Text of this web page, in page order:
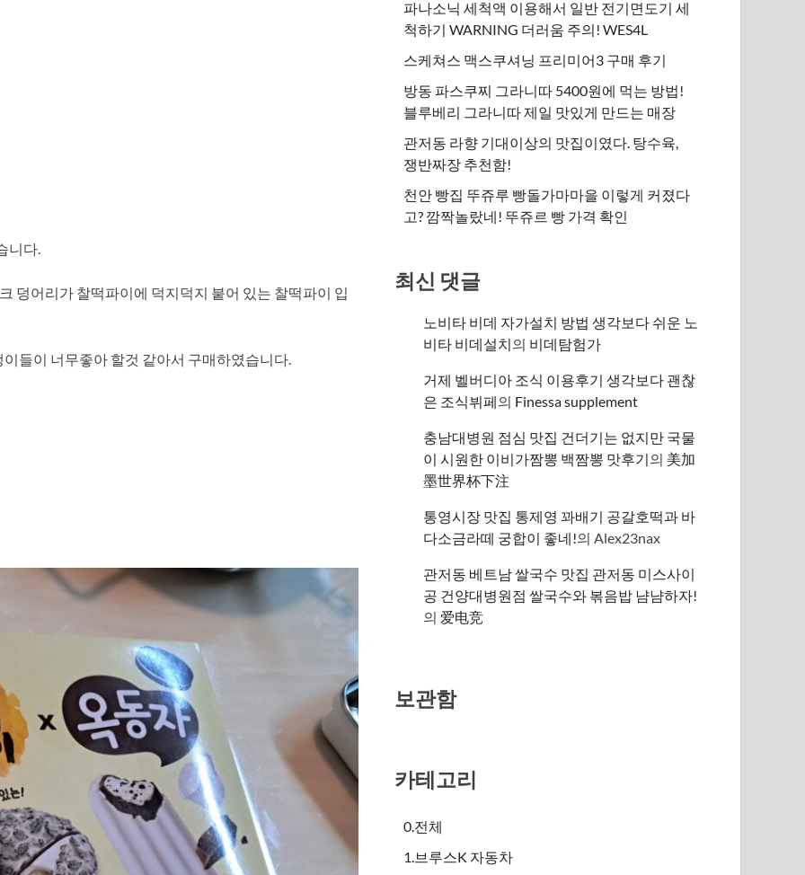
니다.
덩어리가 찰떡파이에 덕지덕지 붙어 있는 찰떡파이 입
들이 너무좋아 할것 같아서 구매하였습니다.
파나소닉 세척액 이용해서 일반 전기면도기 세
척하기 WARNING 더러움 주의! WES4L
스케쳐스 맥스쿠셔닝 프리미어3 구매 후기
방동 파스쿠찌 그라니따 5400원에 먹는 방법!
블루베리 그라니따 제일 맛있게 만드는 매장
관저동 라향 기대이상의 맛집이였다. 탕수육,
쟁반짜장 추천함!
천안 빵집 뚜쥬루 빵돌가마마을 이렇게 커졌다
고? 깜짝놀랐네! 뚜쥬르 빵 가격 확인
최신 댓글
노비타 비데 자가설치 방법 생각보다 쉬운 노
비타 비데설치의 비데탐험가
거제 벨버디아 조식 이용후기 생각보다 괜찮
은 조식뷔페의 ​Finessa supplement
충남대병원 점심 맛집 건더기는 없지만 국물
이 시원한 이비가짬뽕 백짬뽕 맛후기의 美加
墨世界杯下注
통영시장 맛집 통제영 꽈배기 공갈호떡과 바
다소금라떼 궁합이 좋네!의Alex23nax
관저동 베트남 쌀국수 맛집 관저동 미스사이
공 건양대병원점 쌀국수와 볶음밥 냠냠하자!
의 爱电竞
보관함
카테고리
0.전체
1.브루스K 자동차